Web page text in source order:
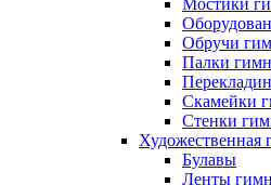
Мостики
Обручи
Палки
Скамейки
Стенки
Художественная
Булавы
Ленты